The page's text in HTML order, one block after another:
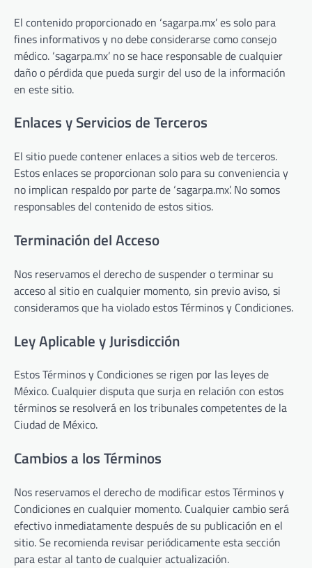
El contenido proporcionado en ‘sagarpa.mx’ es solo para
fines informativos y no debe considerarse como consejo
médico. ‘sagarpa.mx’ no se hace responsable de cualquier
daño o pérdida que pueda surgir del uso de la información
en este sitio.
Enlaces y Servicios de Terceros
El sitio puede contener enlaces a sitios web de terceros.
Estos enlaces se proporcionan solo para su conveniencia y
no implican respaldo por parte de ‘sagarpa.mx’. No somos
responsables del contenido de estos sitios.
Terminación del Acceso
Nos reservamos el derecho de suspender o terminar su
acceso al sitio en cualquier momento, sin previo aviso, si
consideramos que ha violado estos Términos y Condiciones.
Ley Aplicable y Jurisdicción
Estos Términos y Condiciones se rigen por las leyes de
México. Cualquier disputa que surja en relación con estos
términos se resolverá en los tribunales competentes de la
Ciudad de México.
Cambios a los Términos
Nos reservamos el derecho de modificar estos Términos y
Condiciones en cualquier momento. Cualquier cambio será
efectivo inmediatamente después de su publicación en el
sitio. Se recomienda revisar periódicamente esta sección
para estar al tanto de cualquier actualización.